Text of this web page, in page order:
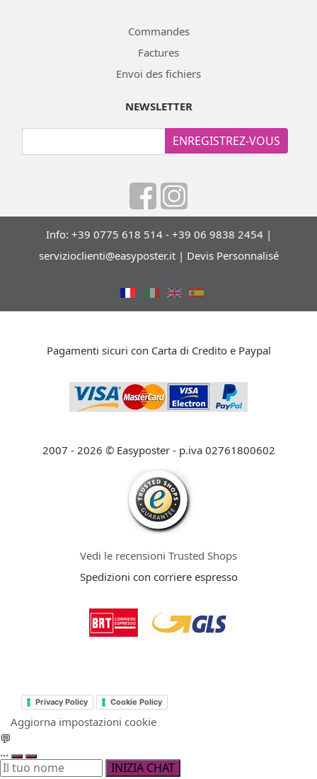
Commandes
Factures
Envoi des fichiers
NEWSLETTER
ENREGISTREZ-VOUS
Info: +39 0775 618 514 - +39 06 9838 2454 |
servizioclienti@easyposter.it| Devis Personnalisé
Pagamenti sicuri con Carta di Credito e Paypal
2007 - 2026 © Easyposter - p.iva 02761800602
Vedi le recensioni Trusted Shops
Spedizioni con corriere espresso
Privacy Policy Cookie Policy
Aggiorna impostazioni cookie
💬
...
INIZIA CHAT